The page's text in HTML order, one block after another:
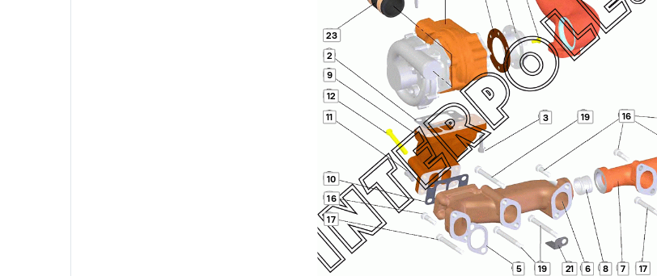
2
3
5 6 7
8
9
10
11
12
16
16
17
17
19
19 21
23